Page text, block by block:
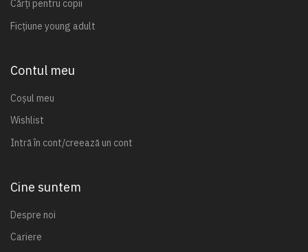
Cărți pentru copii
Ficțiune young adult
Contul meu
Coșul meu
Wishlist
Intră în cont/creează un cont
Cine suntem
Despre noi
Cariere